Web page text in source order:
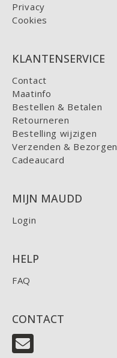
Privacy
Cookies
KLANTENSERVICE
Contact
Maatinfo
Bestellen & Betalen
Retourneren
Bestelling wijzigen
Verzenden & Bezorgen
Cadeaucard
MIJN MAUDD
Login
HELP
FAQ
CONTACT